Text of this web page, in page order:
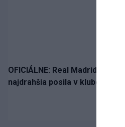
OFICIÁLNE: Real Madrid rozbil
najdrahšia posila v klubovej